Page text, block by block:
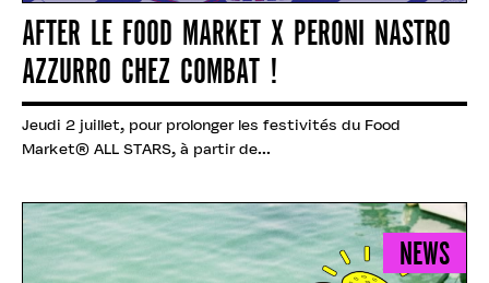
AFTER LE FOOD MARKET X PERONI NASTRO
AZZURRO CHEZ COMBAT !
Jeudi 2 juillet, pour prolonger les festivités du Food
Market® ALL STARS, à partir de...
NEWS